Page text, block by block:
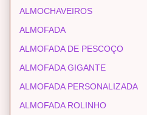
ALMOCHAVEIROS
ALMOFADA
ALMOFADA DE PESCOÇO
ALMOFADA GIGANTE
ALMOFADA PERSONALIZADA
ALMOFADA ROLINHO